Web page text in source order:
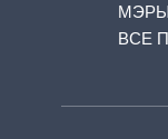
МЭРЫ
ВСЕ